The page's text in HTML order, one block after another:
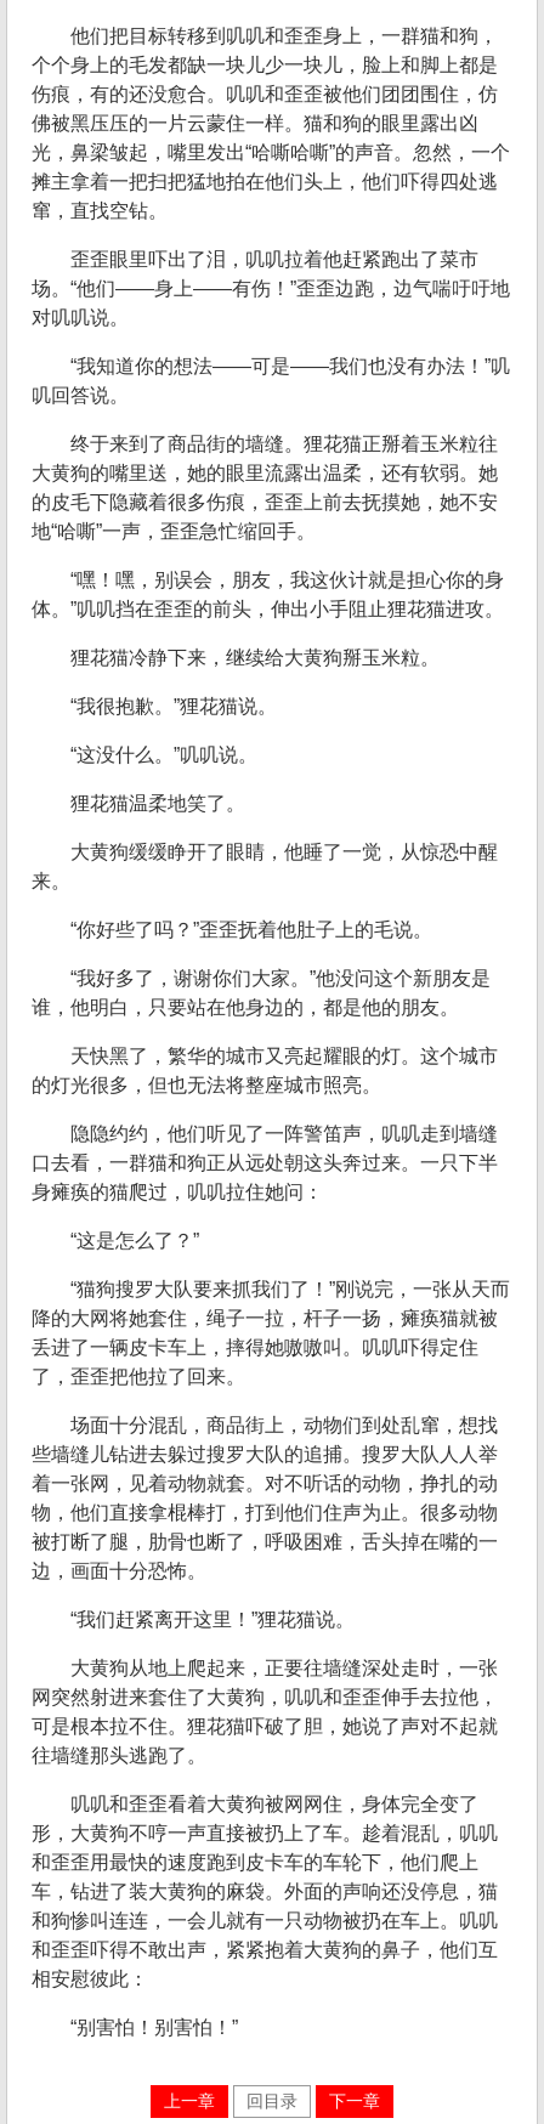
他们把目标转移到叽叽和歪歪身上，一群猫和狗，
个个身上的毛发都缺一块儿少一块儿，脸上和脚上都是
伤痕，有的还没愈合。叽叽和歪歪被他们团团围住，仿
佛被黑压压的一片云蒙住一样。猫和狗的眼里露出凶
光，鼻梁皱起，嘴里发出“哈嘶哈嘶”的声音。忽然，一个
摊主拿着一把扫把猛地拍在他们头上，他们吓得四处逃
窜，直找空钻。
歪歪眼里吓出了泪，叽叽拉着他赶紧跑出了菜市
场。“他们——身上——有伤！”歪歪边跑，边气喘吁吁地
对叽叽说。
“我知道你的想法——可是——我们也没有办法！”叽
叽回答说。
终于来到了商品街的墙缝。狸花猫正掰着玉米粒往
大黄狗的嘴里送，她的眼里流露出温柔，还有软弱。她
的皮毛下隐藏着很多伤痕，歪歪上前去抚摸她，她不安
地“哈嘶”一声，歪歪急忙缩回手。
“嘿！嘿，别误会，朋友，我这伙计就是担心你的身
体。”叽叽挡在歪歪的前头，伸出小手阻止狸花猫进攻。
狸花猫冷静下来，继续给大黄狗掰玉米粒。
“我很抱歉。”狸花猫说。
“这没什么。”叽叽说。
狸花猫温柔地笑了。
大黄狗缓缓睁开了眼睛，他睡了一觉，从惊恐中醒
来。
“你好些了吗？”歪歪抚着他肚子上的毛说。
“我好多了，谢谢你们大家。”他没问这个新朋友是
谁，他明白，只要站在他身边的，都是他的朋友。
天快黑了，繁华的城市又亮起耀眼的灯。这个城市
的灯光很多，但也无法将整座城市照亮。
隐隐约约，他们听见了一阵警笛声，叽叽走到墙缝
口去看，一群猫和狗正从远处朝这头奔过来。一只下半
身瘫痪的猫爬过，叽叽拉住她问：
“这是怎么了？”
“猫狗搜罗大队要来抓我们了！”刚说完，一张从天而
降的大网将她套住，绳子一拉，杆子一扬，瘫痪猫就被
丢进了一辆皮卡车上，摔得她嗷嗷叫。叽叽吓得定住
了，歪歪把他拉了回来。
场面十分混乱，商品街上，动物们到处乱窜，想找
些墙缝儿钻进去躲过搜罗大队的追捕。搜罗大队人人举
着一张网，见着动物就套。对不听话的动物，挣扎的动
物，他们直接拿棍棒打，打到他们住声为止。很多动物
被打断了腿，肋骨也断了，呼吸困难，舌头掉在嘴的一
边，画面十分恐怖。
“我们赶紧离开这里！”狸花猫说。
大黄狗从地上爬起来，正要往墙缝深处走时，一张
网突然射进来套住了大黄狗，叽叽和歪歪伸手去拉他，
可是根本拉不住。狸花猫吓破了胆，她说了声对不起就
往墙缝那头逃跑了。
叽叽和歪歪看着大黄狗被网网住，身体完全变了
形，大黄狗不哼一声直接被扔上了车。趁着混乱，叽叽
和歪歪用最快的速度跑到皮卡车的车轮下，他们爬上
车，钻进了装大黄狗的麻袋。外面的声响还没停息，猫
和狗惨叫连连，一会儿就有一只动物被扔在车上。叽叽
和歪歪吓得不敢出声，紧紧抱着大黄狗的鼻子，他们互
相安慰彼此：
“别害怕！别害怕！”
上一章 回目录 下一章